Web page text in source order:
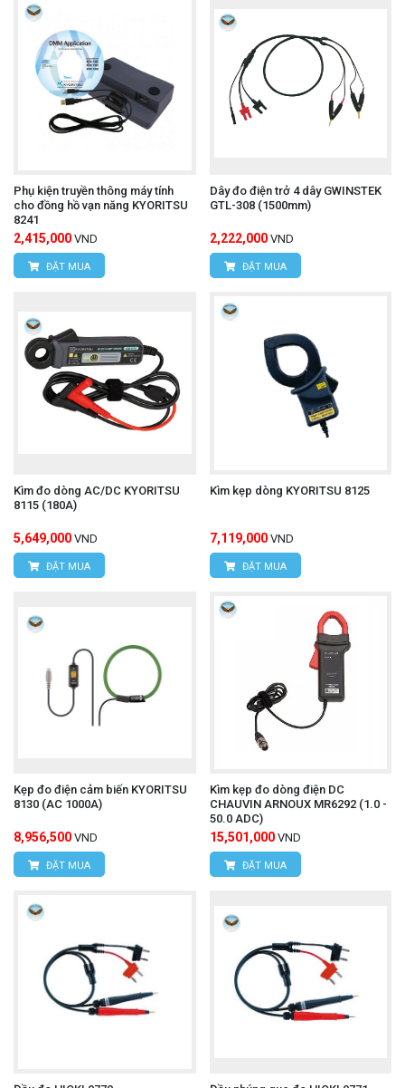
Phụ kiện truyền thông máy tính
cho đồng hồ vạn năng KYORITSU
8241
2,415,000 VND
ĐẶT MUA
Dây đo điện trở 4 dây GWINSTEK
GTL-308 (1500mm)
2,222,000 VND
ĐẶT MUA
Kìm đo dòng AC/DC KYORITSU
8115 (180A)
5,649,000 VND
ĐẶT MUA
Kìm kẹp dòng KYORITSU 8125
7,119,000 VND
ĐẶT MUA
Kẹp đo điện cảm biến KYORITSU
8130 (AC 1000A)
8,956,500 VND
ĐẶT MUA
Kìm kẹp đo dòng điện DC
CHAUVIN ARNOUX MR6292 (1.0 -
50.0 ADC)
15,501,000 VND
ĐẶT MUA